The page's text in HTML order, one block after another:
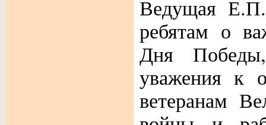
Ведущая
ребятам о
Дня
уважения к
ветеранам